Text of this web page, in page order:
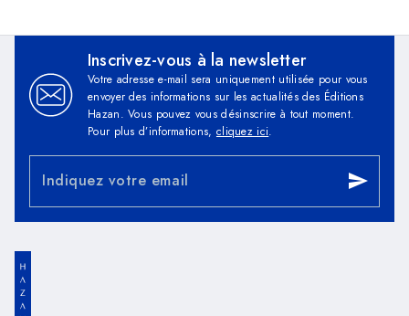
Inscrivez-vous à la newsletter
Votre adresse e-mail sera uniquement utilisée pour vous
envoyer des informations sur les actualités des Éditions
Hazan. Vous pouvez vous désinscrire à tout moment.
Pour plus d’informations, cliquez ici.
Indiquez votre email send